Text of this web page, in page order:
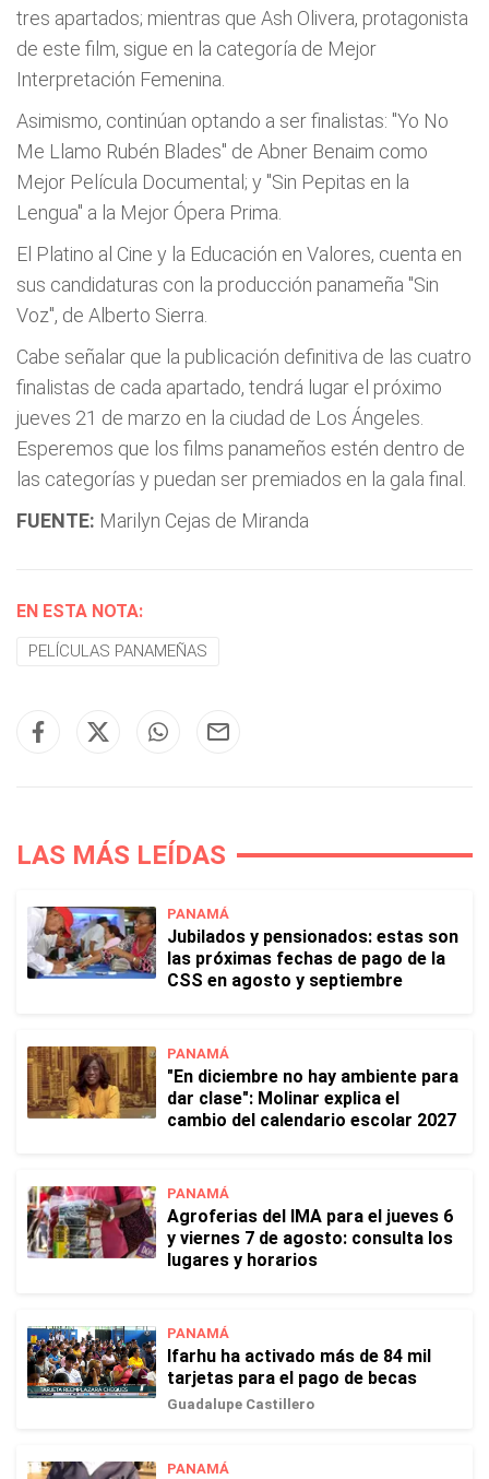
tres apartados; mientras que Ash Olivera, protagonista
de este film, sigue en la categoría de Mejor
Interpretación Femenina.
Asimismo, continúan optando a ser finalistas: "Yo No
Me Llamo Rubén Blades" de Abner Benaim como
Mejor Película Documental; y "Sin Pepitas en la
Lengua" a la Mejor Ópera Prima.
El Platino al Cine y la Educación en Valores, cuenta en
sus candidaturas con la producción panameña "Sin
Voz", de Alberto Sierra.
Cabe señalar que la publicación definitiva de las cuatro
finalistas de cada apartado, tendrá lugar el próximo
jueves 21 de marzo en la ciudad de Los Ángeles.
Esperemos que los films panameños estén dentro de
las categorías y puedan ser premiados en la gala final.
FUENTE: Marilyn Cejas de Miranda
EN ESTA NOTA:
PELÍCULAS PANAMEÑAS
LAS MÁS LEÍDAS
PANAMÁ
Jubilados y pensionados: estas son
las próximas fechas de pago de la
CSS en agosto y septiembre
PANAMÁ
"En diciembre no hay ambiente para
dar clase": Molinar explica el
cambio del calendario escolar 2027
PANAMÁ
Agroferias del IMA para el jueves 6
y viernes 7 de agosto: consulta los
lugares y horarios
PANAMÁ
Ifarhu ha activado más de 84 mil
tarjetas para el pago de becas
Guadalupe Castillero
PANAMÁ